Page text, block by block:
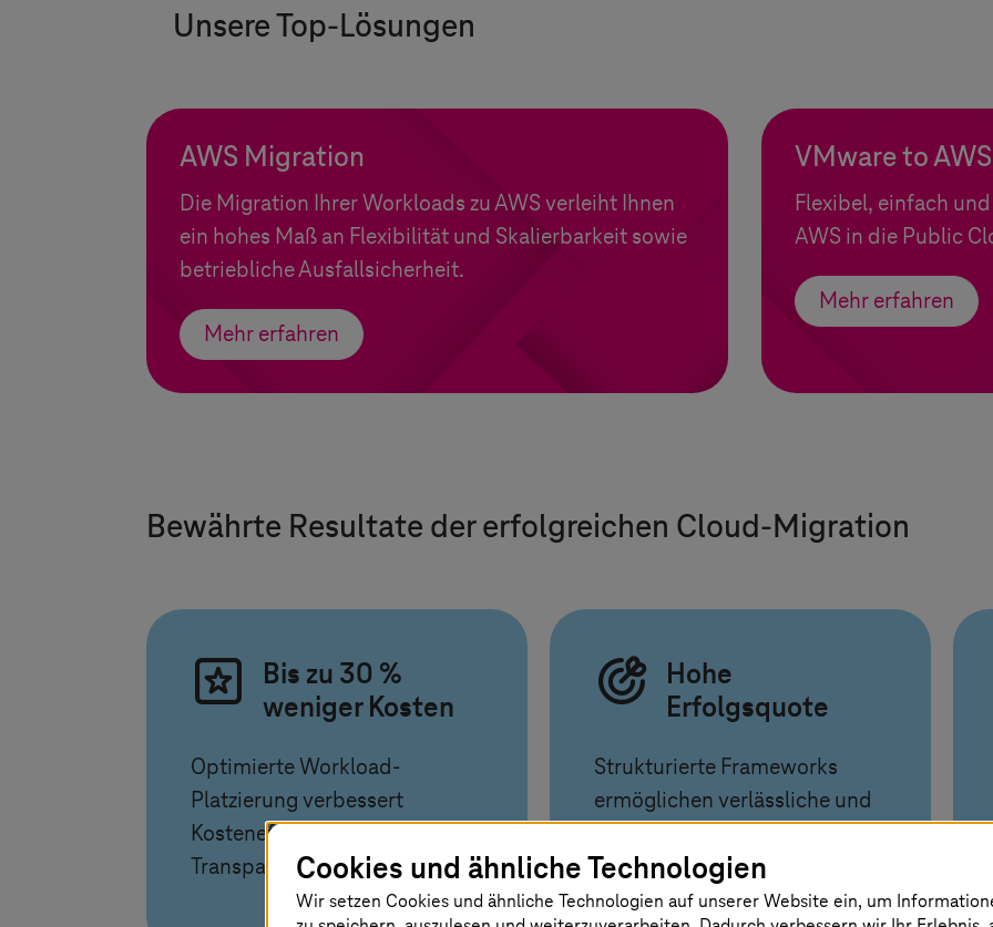
Unsere Top-Lösungen
AWS Migration
Die Migration Ihrer Workloads zu AWS verleiht Ihnen
ein hohes Maß an Flexibilität und Skalierbarkeit sowie
betriebliche Ausfallsicherheit.
Mehr erfahren
VMware to
Flexibel, einfach
AWS in die Public
Mehr erfahren
Bewährte Resultate der erfolgreichen Cloud-Migration
Bis zu 30 %
weniger Kosten
Optimierte Workload-
Platzierung verbessert
Kosteneffizienz und
Transparenz
Hohe
Erfolgsquote
Strukturierte Frameworks
ermöglichen verlässliche und
Migrationsergebnisse
Cookies und ähnliche Technologien
Wir setzen Cookies und ähnliche Technologien auf unserer Website ein, um